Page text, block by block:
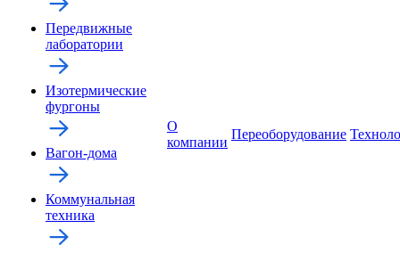
Передвижные
лаборатории
Изотермические
фургоны
Вагон-дома
Коммунальная
техника
О
компании
Переоборудование